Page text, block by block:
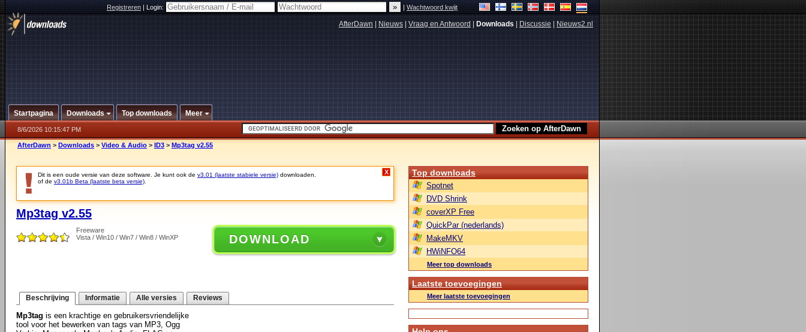
Registreren|Login: |Wachtwoord kwijt
AfterDawn Nieuws Vraag en Antwoord Downloads Discussie Nieuws2.nl
Startpagina Downloads Top downloads Meer
8/6/2026 10:15:47 PM
AfterDawn > Downloads > Video & Audio > ID3 > Mp3tag v2.55
Dit is een oude versie van deze software. Je kunt ook de v3.01 (laatste stabiele versie) downloaden.
of de v3.01b Beta (laatste beta versie)
X
Mp3tag v2.55
Freeware
Vista / Win10 / Win7 / Win8 / WinXP
DOWNLOAD
Beschrijving Informatie Alle versies Reviews
Mp3tag is een krachtige en gebruikersvriendelijke
tool voor het bewerken van tags van MP3, Ogg
Top downloads
Spotnet
DVD Shrink
coverXP Free
QuickPar (nederlands)
MakeMKV
HWiNFO64
Meer top downloads
Laatste toevoegingen
Meer laatste toevoegingen